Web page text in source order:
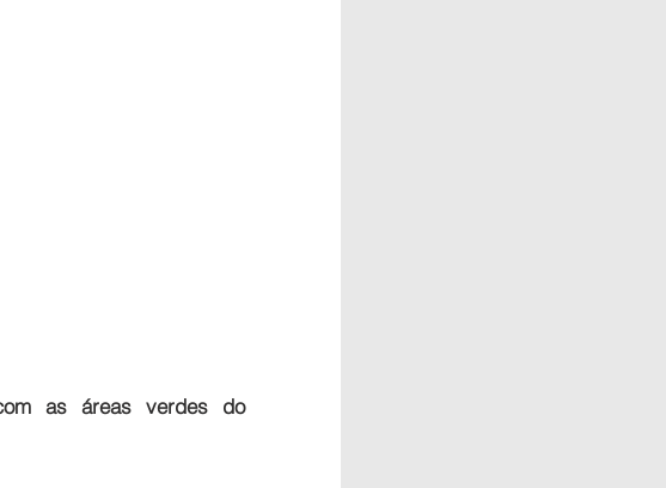
as áreas verdes do